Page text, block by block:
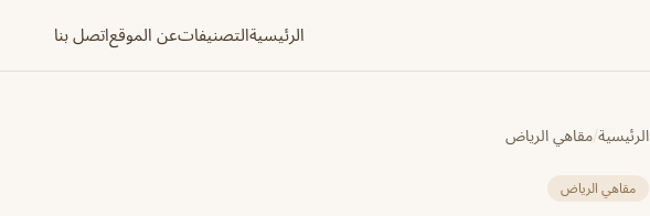
الرئيسيةالتصنيفاتعن الموقعاتصل بنا
الرئيسية/مقاهي الرياض
مقاهي الرياض